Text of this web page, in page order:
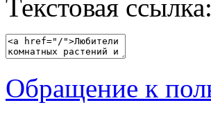
Текстовая ссылка:
Обращение к